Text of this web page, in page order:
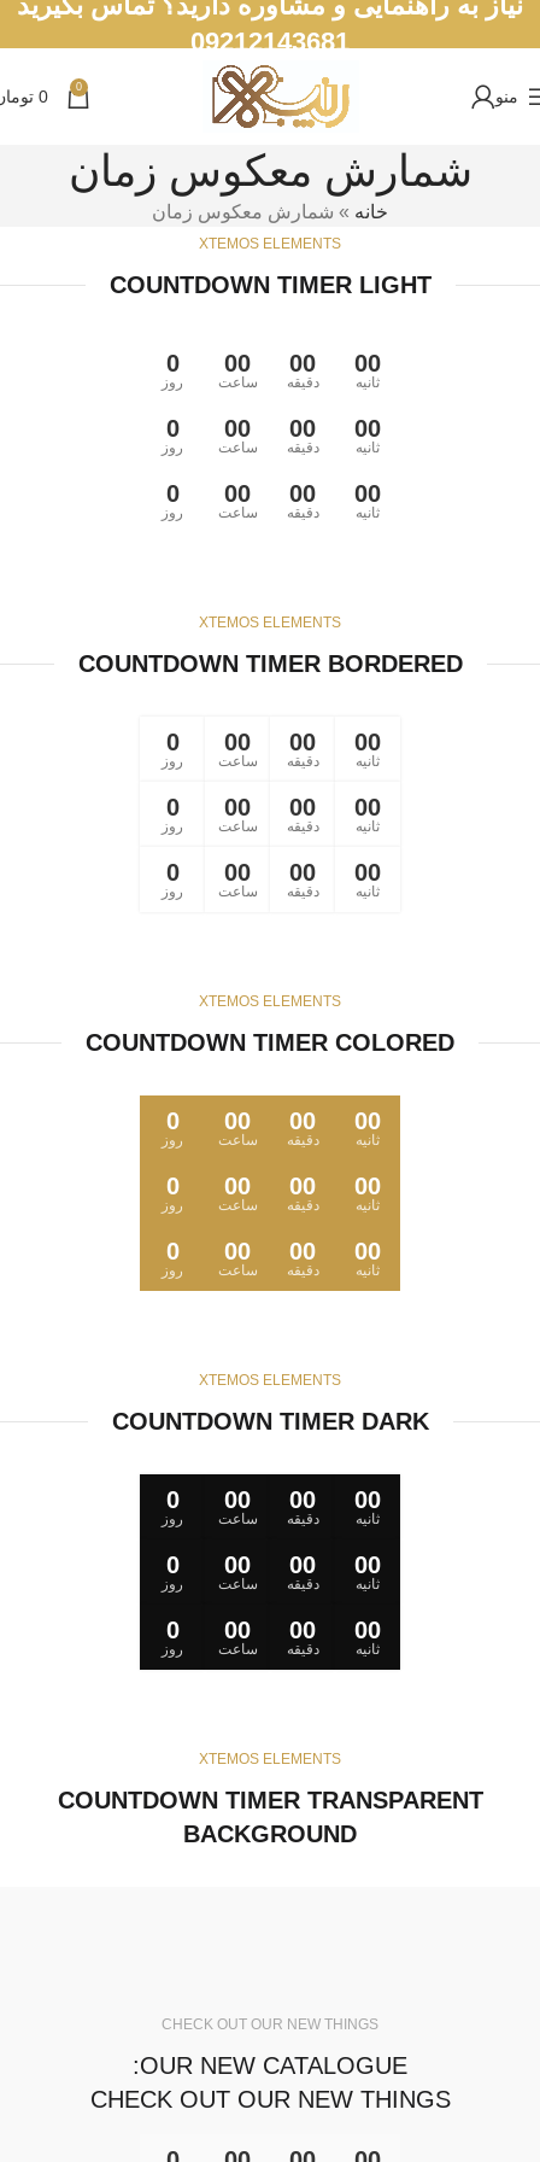
09212143681
منو 0
0
شمارش معکوس زمان
خانه » شمارش معکوس زمان
XTEMOS ELEMENTS
COUNTDOWN TIMER LIGHT
0
روز
00
ساعت
00
دقیقه
00
ثانیه
0
روز
00
ساعت
00
دقیقه
00
ثانیه
0
روز
00
ساعت
00
دقیقه
00
ثانیه
XTEMOS ELEMENTS
COUNTDOWN TIMER BORDERED
0
روز
00
ساعت
00
دقیقه
00
ثانیه
0
روز
00
ساعت
00
دقیقه
00
ثانیه
0
روز
00
ساعت
00
دقیقه
00
ثانیه
XTEMOS ELEMENTS
COUNTDOWN TIMER COLORED
0
روز
00
ساعت
00
دقیقه
00
ثانیه
0
روز
00
ساعت
00
دقیقه
00
ثانیه
0
روز
00
ساعت
00
دقیقه
00
ثانیه
XTEMOS ELEMENTS
COUNTDOWN TIMER DARK
0
روز
00
ساعت
00
دقیقه
00
ثانیه
0
روز
00
ساعت
00
دقیقه
00
ثانیه
0
روز
00
ساعت
00
دقیقه
00
ثانیه
XTEMOS ELEMENTS
COUNTDOWN TIMER TRANSPARENT
BACKGROUND
CHECK OUT OUR NEW THINGS
OUR NEW CATALOGUE:
CHECK OUT OUR NEW THINGS